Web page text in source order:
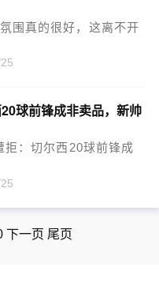
围真的很好，这离不开
球前锋成非卖品，新帅
：切尔西20球前锋成
下一页 尾页